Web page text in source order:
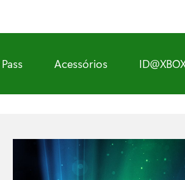
Acessórios